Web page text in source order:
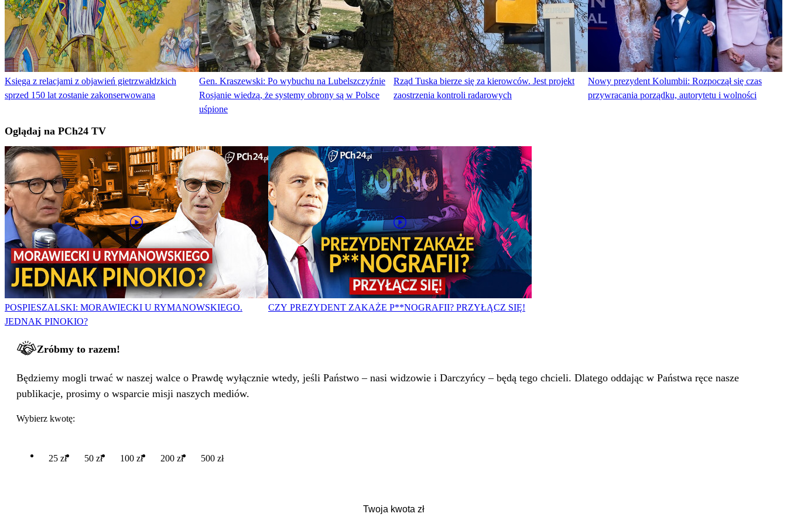
Księga z relacjami z objawień gietrzwałdzkich
sprzed 150 lat zostanie zakonserwowana
Gen. Kraszewski: Po wybuchu na Lubelszczyźnie
Rosjanie wiedzą, że systemy obrony są w Polsce
uśpione
Rząd Tuska bierze się za kierowców. Jest projekt
zaostrzenia kontroli radarowych
Nowy prezydent Kolumbii: Rozpoczął się czas
przywracania porządku, autorytetu i wolności
Oglądaj na PCh24 TV
POSPIESZALSKI: MORAWIECKI U RYMANOWSKIEGO.
JEDNAK PINOKIO?
CZY PREZYDENT ZAKAŻE P**NOGRAFII? PRZYŁĄCZ SIĘ!
Zróbmy to razem!
Będziemy mogli trwać w naszej walce o Prawdę wyłącznie wtedy, jeśli Państwo – nasi widzowie i Darczyńcy – będą tego chcieli. Dlatego oddając w Państwa ręce nasze
publikacje, prosimy o wsparcie misji naszych mediów.
Wybierz kwotę:
25 zł 50 zł 100 zł 200 zł 500 zł